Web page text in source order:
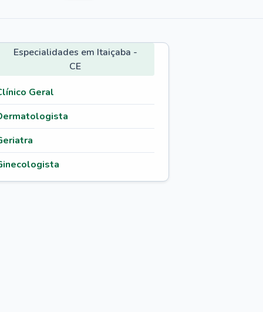
Especialidades em Itaiçaba -
CE
Geral